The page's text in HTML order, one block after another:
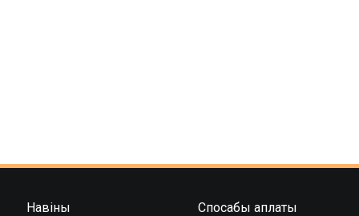
Навіны
Спосабы аплаты